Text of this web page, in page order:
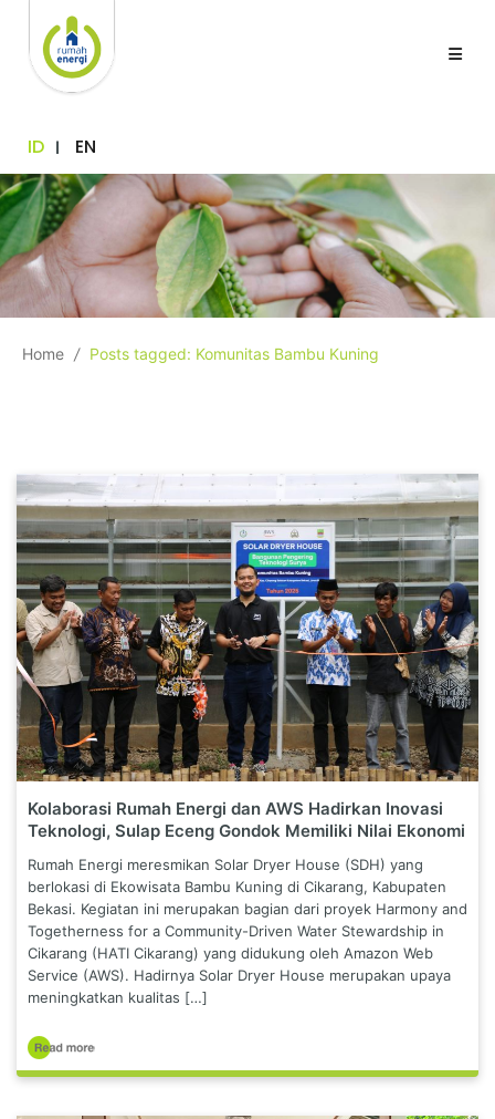
ID EN
Home / Posts tagged: Komunitas Bambu Kuning
Kolaborasi Rumah Energi dan AWS Hadirkan Inovasi
Teknologi, Sulap Eceng Gondok Memiliki Nilai Ekonomi
Rumah Energi meresmikan Solar Dryer House (SDH) yang
berlokasi di Ekowisata Bambu Kuning di Cikarang, Kabupaten
Bekasi. Kegiatan ini merupakan bagian dari proyek Harmony and
Togetherness for a Community-Driven Water Stewardship in
Cikarang (HATI Cikarang) yang didukung oleh Amazon Web
Service (AWS). Hadirnya Solar Dryer House merupakan upaya
meningkatkan kualitas […]